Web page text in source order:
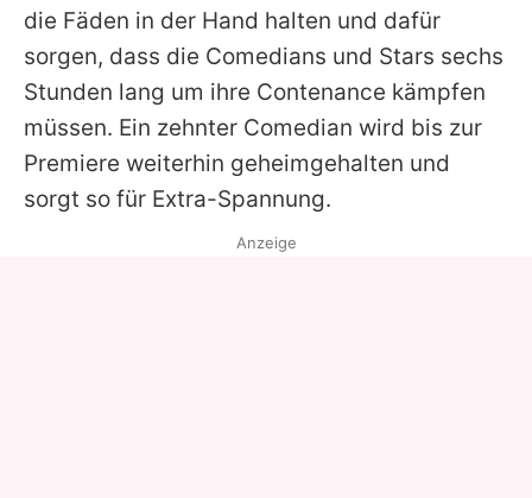
die Fäden in der Hand halten und dafür
sorgen, dass die Comedians und Stars sechs
Stunden lang um ihre Contenance kämpfen
müssen. Ein zehnter Comedian wird bis zur
Premiere weiterhin geheimgehalten und
sorgt so für Extra-Spannung.
Anzeige